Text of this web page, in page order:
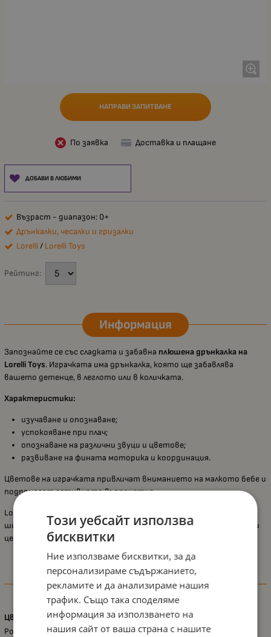
НАПРАВИ ЗАПИТВАНЕ
По заявка Доставка и плащане
ДОБАВИ В ЛЮБИМИ
Възраст - диапазон: 0+
Дрънкалки, чесалки и гризалки
Lorelli/ Lorelli Toys
Рейтинг:
Информация
Запознайте се със сладката и забавна плюшена дрънкалка на
Lorelli Toys. Играчката има дрънкалка, която ще забавлява
вашето детенце, в леглото или в количката.
Характеристики:
изучаване и опознаване;
успокояване при плач;
опознаване на различни звуци и цветове;
развиване на фината моторика и координация.
Цветове на играчката привличат вниманието на малкото бебе и
подпомагат сетивното възприятие.
Lorelli е утвърдена марка на пазара за бебешки стоки. Предлага
широк асортимент, добро качество и изключително достъпни
цени.
Характеристики
Цвят
Розов
Този уебсайт използва
бисквитки
Ние използваме бисквитки, за да
персонализираме съдържанието,
рекламите и да анализираме нашия
трафик. Също така споделяме
информация за използването на
нашия сайт от ваша страна с нашите